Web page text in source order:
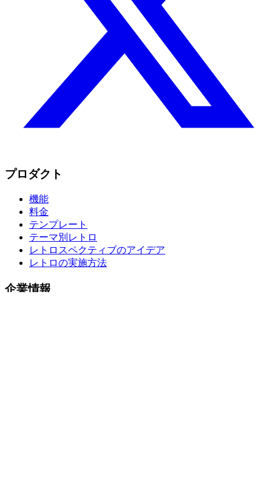
プロダクト
機能
料金
テンプレート
テーマ別レトロ
レトロスペクティブのアイデア
レトロの実施方法
企業情報